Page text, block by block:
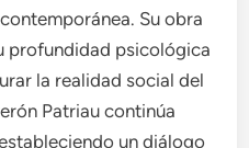
Su obra
profundidad psicológica
la realidad social del
Patriau continúa
un diálogo